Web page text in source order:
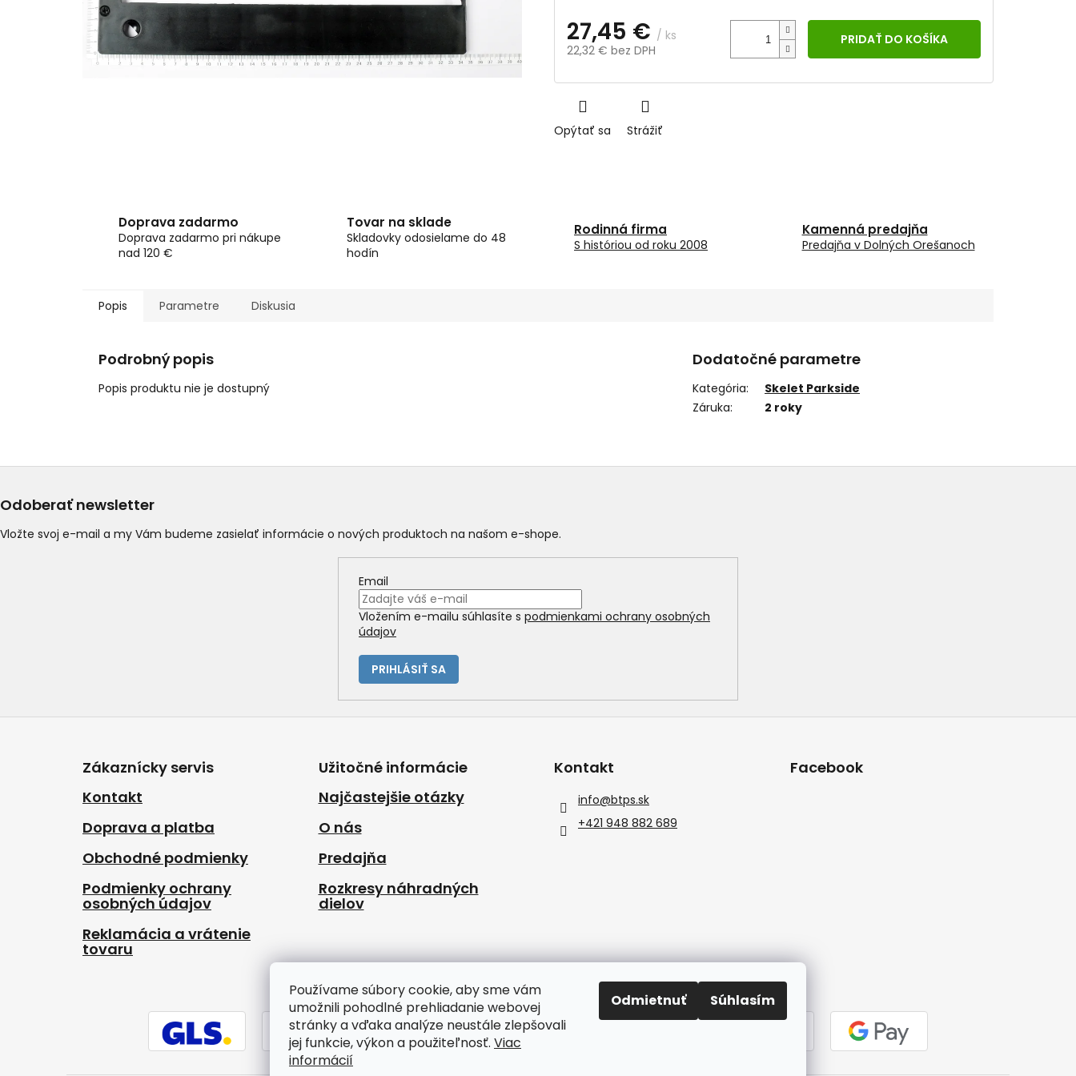
Používame súbory cookie, aby sme vám
umožnili pohodlné prehliadanie webovej
stránky a vďaka analýze neustále zlepšovali
jej funkcie, výkon a použiteľnosť. Viac
informácií
Odmietnuť Súhlasím
27,45 € / ks
22,32 € bez DPH
cena:
PRIDAŤ DO KOŠÍKA
Opýtať sa Strážiť
Doprava zadarmo
Doprava zadarmo pri nákupe
nad 120 €
Tovar na sklade
Skladovky odosielame do 48
hodín
Rodinná firma
S históriou od roku 2008
Kamenná predajňa
Predajňa v Dolných Orešanoch
Popis Parametre Diskusia
Podrobný popis
Popis produktu nie je dostupný
Dodatočné parametre
Kategória:
Skelet Parkside
Záruka: 2 roky
Odoberať newsletter
Vložte svoj e-mail a my Vám budeme zasielať informácie o nových produktoch na našom e-shope.
Email
Vložením e-mailu súhlasíte s podmienkami ochrany osobných
údajov
PRIHLÁSIŤ SA
Z
Zákaznícky servis
Kontakt
Doprava a platba
Obchodné podmienky
Podmienky ochrany
osobných údajov
Reklamácia a vrátenie
tovaru
Užitočné informácie
Najčastejšie otázky
O nás
Predajňa
Rozkresy náhradných
dielov
Kontakt
info@btps.sk
+421 948 882 689
Facebook